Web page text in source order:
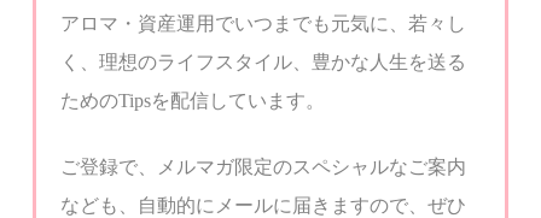
アロマ・資産運用でいつまでも元気に、若々し
く、理想のライフスタイル、豊かな人生を送る
ためのTipsを配信しています。
ご登録で、メルマガ限定のスペシャルなご案内
なども、自動的にメールに届きますので、ぜひ